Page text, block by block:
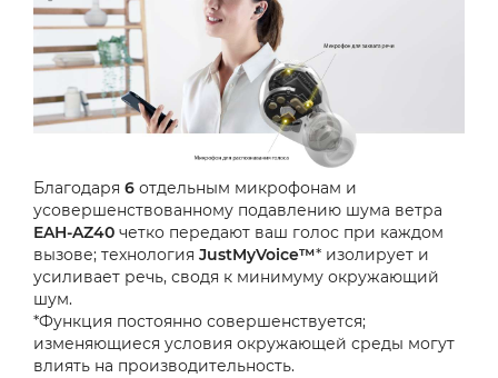
Благодаря 6 отдельным микрофонам и
усовершенствованному подавлению шума ветра
EAH-AZ40 четко передают ваш голос при каждом
вызове; технология JustMyVoice™* изолирует и
усиливает речь, сводя к минимуму окружающий
шум.
*Функция постоянно совершенствуется;
изменяющиеся условия окружающей среды могут
влиять на производительность.